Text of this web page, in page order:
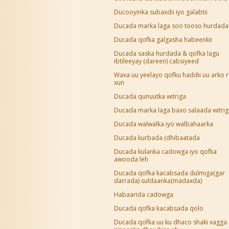
Ducooyinka subaxdii iyo galabtii
Ducada marka laga soo tooso hurdada
Ducada qofka galgasha habeenkii
Ducada saska hurdada & qofka lagu
ibtileeyay (dareen) cabsiyeed
Waxa uu yeelayo qofku haddii uu arko
xun
Ducada qunuutka witriga
Ducada marka laga baxo salaada
Ducada walwalka iyo walbahaarka
Ducada kurbada (dhibaatada
Ducada kulanka cadowga iyo qofka
awooda leh
Ducada qofka kacabsada dulmiga(gar
darrada) suldaanka(madaxda)
Habaarida cadowga
Ducada qofka kacabsada qolo
Ducada qofka uu ku dhaco shaki xagga